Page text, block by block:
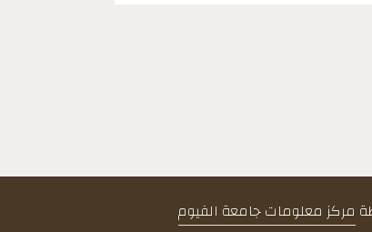
مركز معلومات جامعة الفيوم